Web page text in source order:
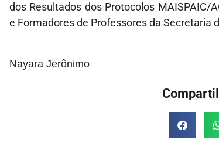
dos Resultados dos Protocolos MAISPAIC/
e Formadores de Professores da Secretaria
Nayara Jerônimo